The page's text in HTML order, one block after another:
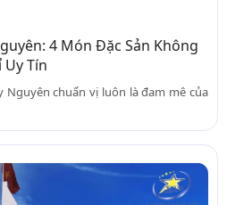
4 Món Đặc Sản Không
Uy Tín
Nguyên chuẩn vị luôn là đam mê của